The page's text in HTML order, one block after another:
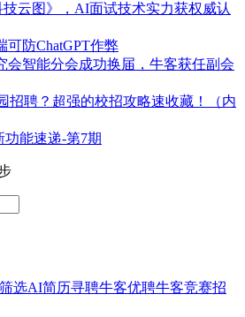
技云图》，AI面试技术实力获权威认
可防ChatGPT作弊
会智能分会成功换届，牛客获任副会
招聘？超强的校招攻略速收藏！（内
能速递-第7期
选AI简历寻聘牛客优聘牛客竞赛招